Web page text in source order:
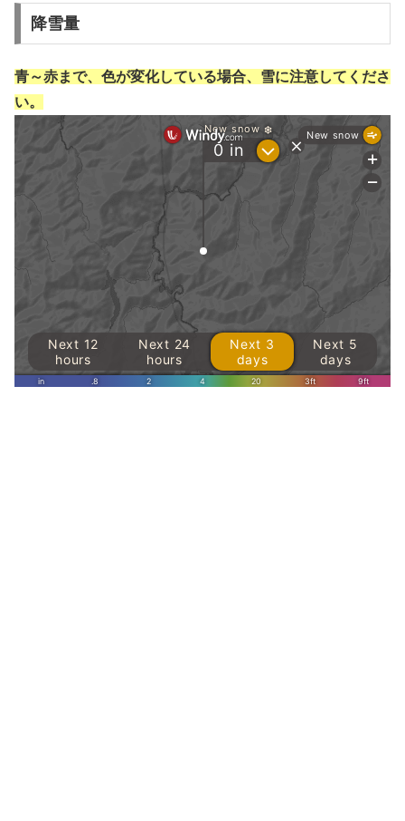
降雪量
青～赤まで、色が変化している場合、雪に注意してくださ
い。